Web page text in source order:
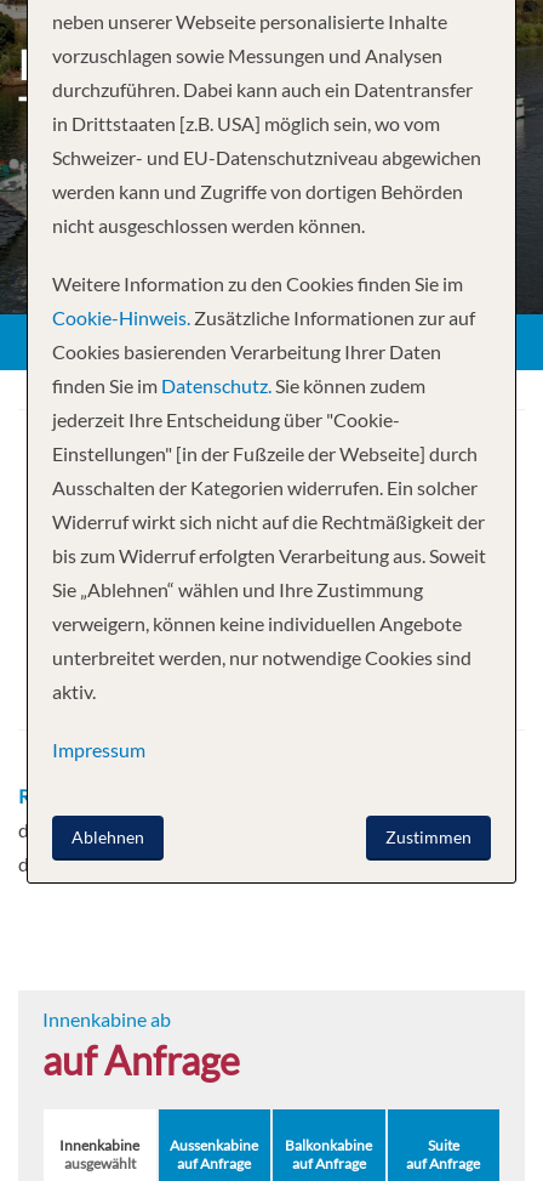
FROM PORTO TO SPAIN
THE DOURO VALLEY
Ihre Kreuzfahrt
7 NächteMS Infante Don Henrique
Abfahrt
Route
de Teron - Barca d'Alva - Salamanca - Barca
d'Alva - Ferradossa - Pinhao, Portugal
Mehr
Innenkabine ab
auf Anfrage
Innenkabine
ausgewählt
Aussenkabine
auf Anfrage
Balkonkabine
auf Anfrage
Suite
auf Anfrage
neben unserer Webseite personalisierte Inhalte
vorzuschlagen sowie Messungen und Analysen
durchzuführen. Dabei kann auch ein Datentransfer
in Drittstaaten [z.B. USA] möglich sein, wo vom
Schweizer- und EU-Datenschutzniveau abgewichen
werden kann und Zugriffe von dortigen Behörden
nicht ausgeschlossen werden können.
Weitere Information zu den Cookies finden Sie im
Cookie-Hinweis. Zusätzliche Informationen zur auf
Cookies basierenden Verarbeitung Ihrer Daten
finden Sie im Datenschutz.Sie können zudem
jederzeit Ihre Entscheidung über "Cookie-
Einstellungen" [in der Fußzeile der Webseite] durch
Ausschalten der Kategorien widerrufen. Ein solcher
Widerruf wirkt sich nicht auf die Rechtmäßigkeit der
bis zum Widerruf erfolgten Verarbeitung aus. Soweit
Sie „Ablehnen“ wählen und Ihre Zustimmung
verweigern, können keine individuellen Angebote
unterbreitet werden, nur notwendige Cookies sind
aktiv.
Impressum
Zustimmen
Ablehnen